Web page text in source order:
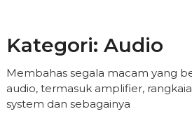
Kategori: Audio
Membahas segala macam yang
audio, termasuk amplifier,
system dan sebagainya